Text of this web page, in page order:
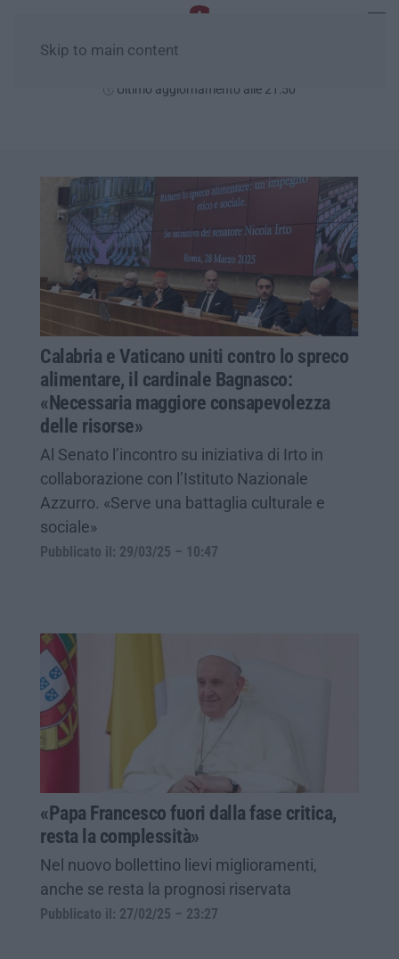
Skip to main content
Ultimo aggiornamento alle 21:50
Calabria e Vaticano uniti contro lo spreco
alimentare, il cardinale Bagnasco:
«Necessaria maggiore consapevolezza
delle risorse»
Al Senato l’incontro su iniziativa di Irto in
collaborazione con l’Istituto Nazionale
Azzurro. «Serve una battaglia culturale e
sociale»
Pubblicato il: 29/03/25 – 10:47
«Papa Francesco fuori dalla fase critica,
resta la complessità»
Nel nuovo bollettino lievi miglioramenti,
anche se resta la prognosi riservata
Pubblicato il: 27/02/25 – 23:27